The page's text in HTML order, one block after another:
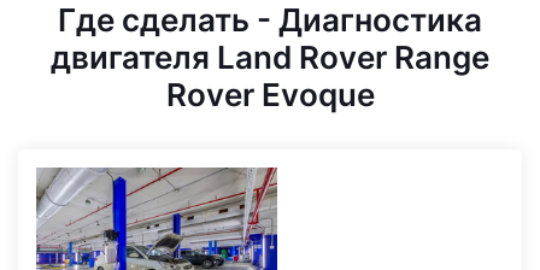
Где сделать - Диагностика
двигателя Land Rover Range
Rover Evoque